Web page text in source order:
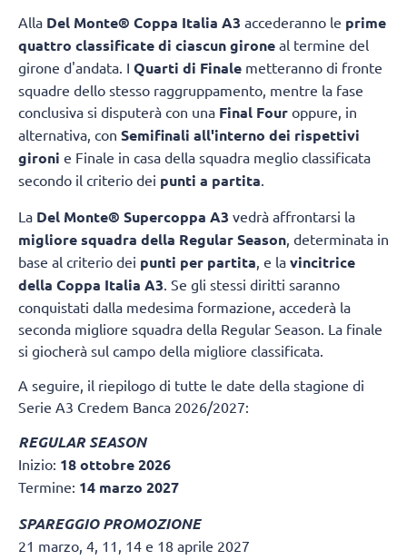
Alla Del Monte® Coppa Italia A3 accederanno le prime
quattro classificate di ciascun girone al termine del
girone d'andata. I Quarti di Finale metteranno di fronte
squadre dello stesso raggruppamento, mentre la fase
conclusiva si disputerà con una Final Four oppure, in
alternativa, con Semifinali all'interno dei rispettivi
gironi e Finale in casa della squadra meglio classificata
secondo il criterio dei punti a partita.
La Del Monte® Supercoppa A3 vedrà affrontarsi la
migliore squadra della Regular Season , determinata in
base al criterio dei punti per partita , e la vincitrice
della Coppa Italia A3 . Se gli stessi diritti saranno
conquistati dalla medesima formazione, accederà la
seconda migliore squadra della Regular Season. La finale
si giocherà sul campo della migliore classificata.
A seguire, il riepilogo di tutte le date della stagione di
Serie A3 Credem Banca 2026/2027:
REGULAR SEASON
Inizio: 18 ottobre 2026
Termine: 14 marzo 2027
SPAREGGIO PROMOZIONE
21 marzo, 4, 11, 14 e 18 aprile 2027